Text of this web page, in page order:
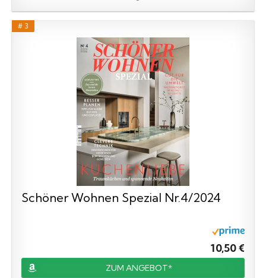
# 3
Schöner Wohnen Spezial Nr.4/2024
10,50 €
ZUM ANGEBOT*